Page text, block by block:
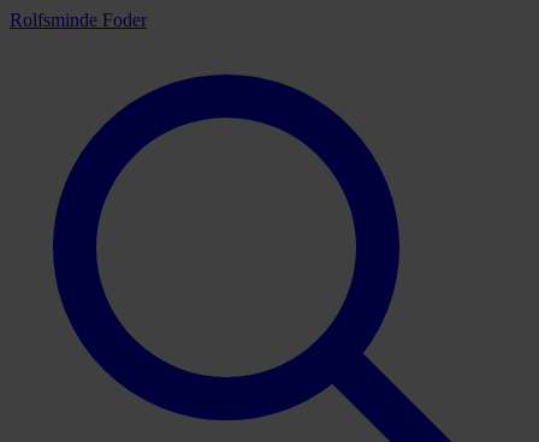
Rolfsminde Foder